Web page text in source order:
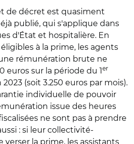
de décret est quasiment
publié, qui s'applique dans
d'État et hospitalière. En
à la prime, les agents
rémunération brute ne
euros sur la période du 1er
(soit 3.250 euros par mois).
individuelle de pouvoir
issue des heures
ne sont pas à prendre
: si leur collectivité-
la prime, les assistants